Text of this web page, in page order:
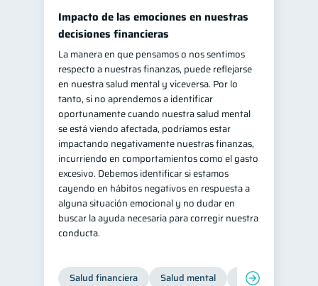
Impacto de las emociones en nuestras
decisiones financieras
La manera en que pensamos o nos sentimos
respecto a nuestras finanzas, puede reflejarse
en nuestra salud mental y viceversa. Por lo
tanto, si no aprendemos a identificar
oportunamente cuando nuestra salud mental
se está viendo afectada, podríamos estar
impactando negativamente nuestras finanzas,
incurriendo en comportamientos como el gasto
excesivo. Debemos identificar si estamos
cayendo en hábitos negativos en respuesta a
alguna situación emocional y no dudar en
buscar la ayuda necesaria para corregir nuestra
conducta.
Salud financiera Salud mental Inclusión